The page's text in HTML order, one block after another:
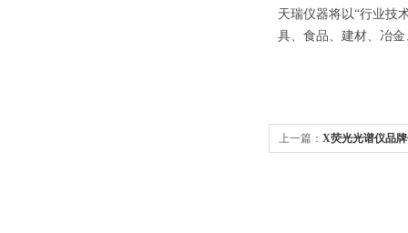
天瑞仪器将以“行业技
具、食品、建材、冶
上一篇： X荧光光谱仪品